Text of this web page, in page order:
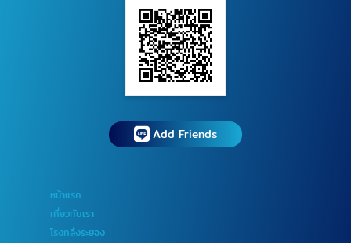
Add Friends
หน้าแรก
เกี่ยวกับเรา
โรงกลึงระยอง